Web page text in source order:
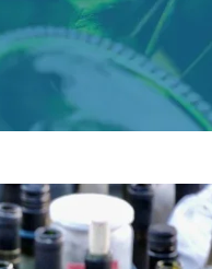
Webshop
Contatti